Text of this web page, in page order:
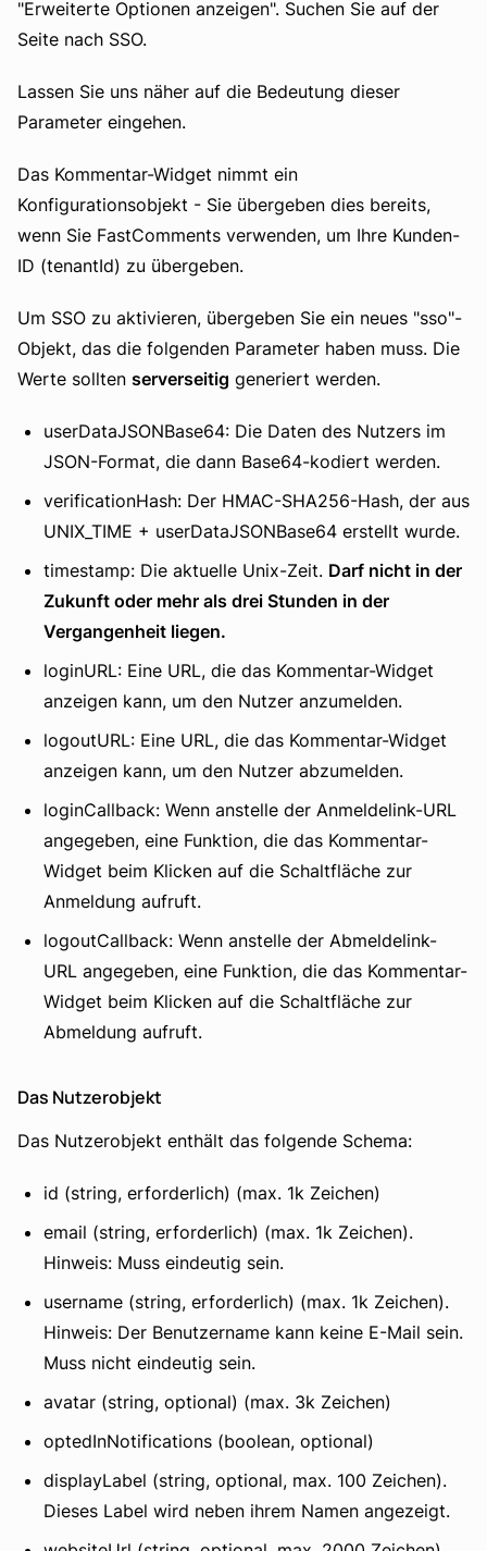
"Erweiterte Optionen anzeigen". Suchen Sie auf der
Seite nach SSO.
Lassen Sie uns näher auf die Bedeutung dieser
Parameter eingehen.
Das Kommentar-Widget nimmt ein
Konfigurationsobjekt - Sie übergeben dies bereits,
wenn Sie FastComments verwenden, um Ihre Kunden-
ID (tenantId) zu übergeben.
Um SSO zu aktivieren, übergeben Sie ein neues "sso"-
Objekt, das die folgenden Parameter haben muss. Die
Werte sollten serverseitig generiert werden.
userDataJSONBase64: Die Daten des Nutzers im
JSON-Format, die dann Base64-kodiert werden.
verificationHash: Der HMAC-SHA256-Hash, der aus
UNIX_TIME + userDataJSONBase64 erstellt wurde.
timestamp: Die aktuelle Unix-Zeit. Darf nicht in der
Zukunft oder mehr als drei Stunden in der
Vergangenheit liegen.
loginURL: Eine URL, die das Kommentar-Widget
anzeigen kann, um den Nutzer anzumelden.
logoutURL: Eine URL, die das Kommentar-Widget
anzeigen kann, um den Nutzer abzumelden.
loginCallback: Wenn anstelle der Anmeldelink-URL
angegeben, eine Funktion, die das Kommentar-
Widget beim Klicken auf die Schaltfläche zur
Anmeldung aufruft.
logoutCallback: Wenn anstelle der Abmeldelink-
URL angegeben, eine Funktion, die das Kommentar-
Widget beim Klicken auf die Schaltfläche zur
Abmeldung aufruft.
Das Nutzerobjekt
Das Nutzerobjekt enthält das folgende Schema:
id (string, erforderlich) (max. 1k Zeichen)
email (string, erforderlich) (max. 1k Zeichen).
Hinweis: Muss eindeutig sein.
username (string, erforderlich) (max. 1k Zeichen).
Hinweis: Der Benutzername kann keine E-Mail sein.
Muss nicht eindeutig sein.
avatar (string, optional) (max. 3k Zeichen)
optedInNotifications (boolean, optional)
displayLabel (string, optional, max. 100 Zeichen).
Dieses Label wird neben ihrem Namen angezeigt.